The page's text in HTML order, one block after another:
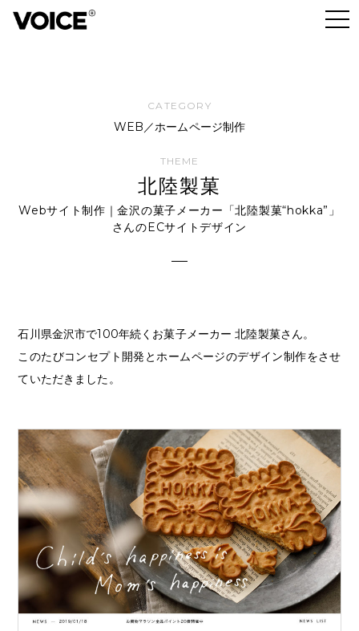
WEB／ホームページ制作
北陸製菓
Webサイト制作｜金沢の菓子メーカー「北陸製菓“hokka”」
さんのECサイトデザイン
石川県金沢市で100年続くお菓子メーカー 北陸製菓さん。
このたびコンセプト開発とホームページのデザイン制作をさせ
ていただきました。